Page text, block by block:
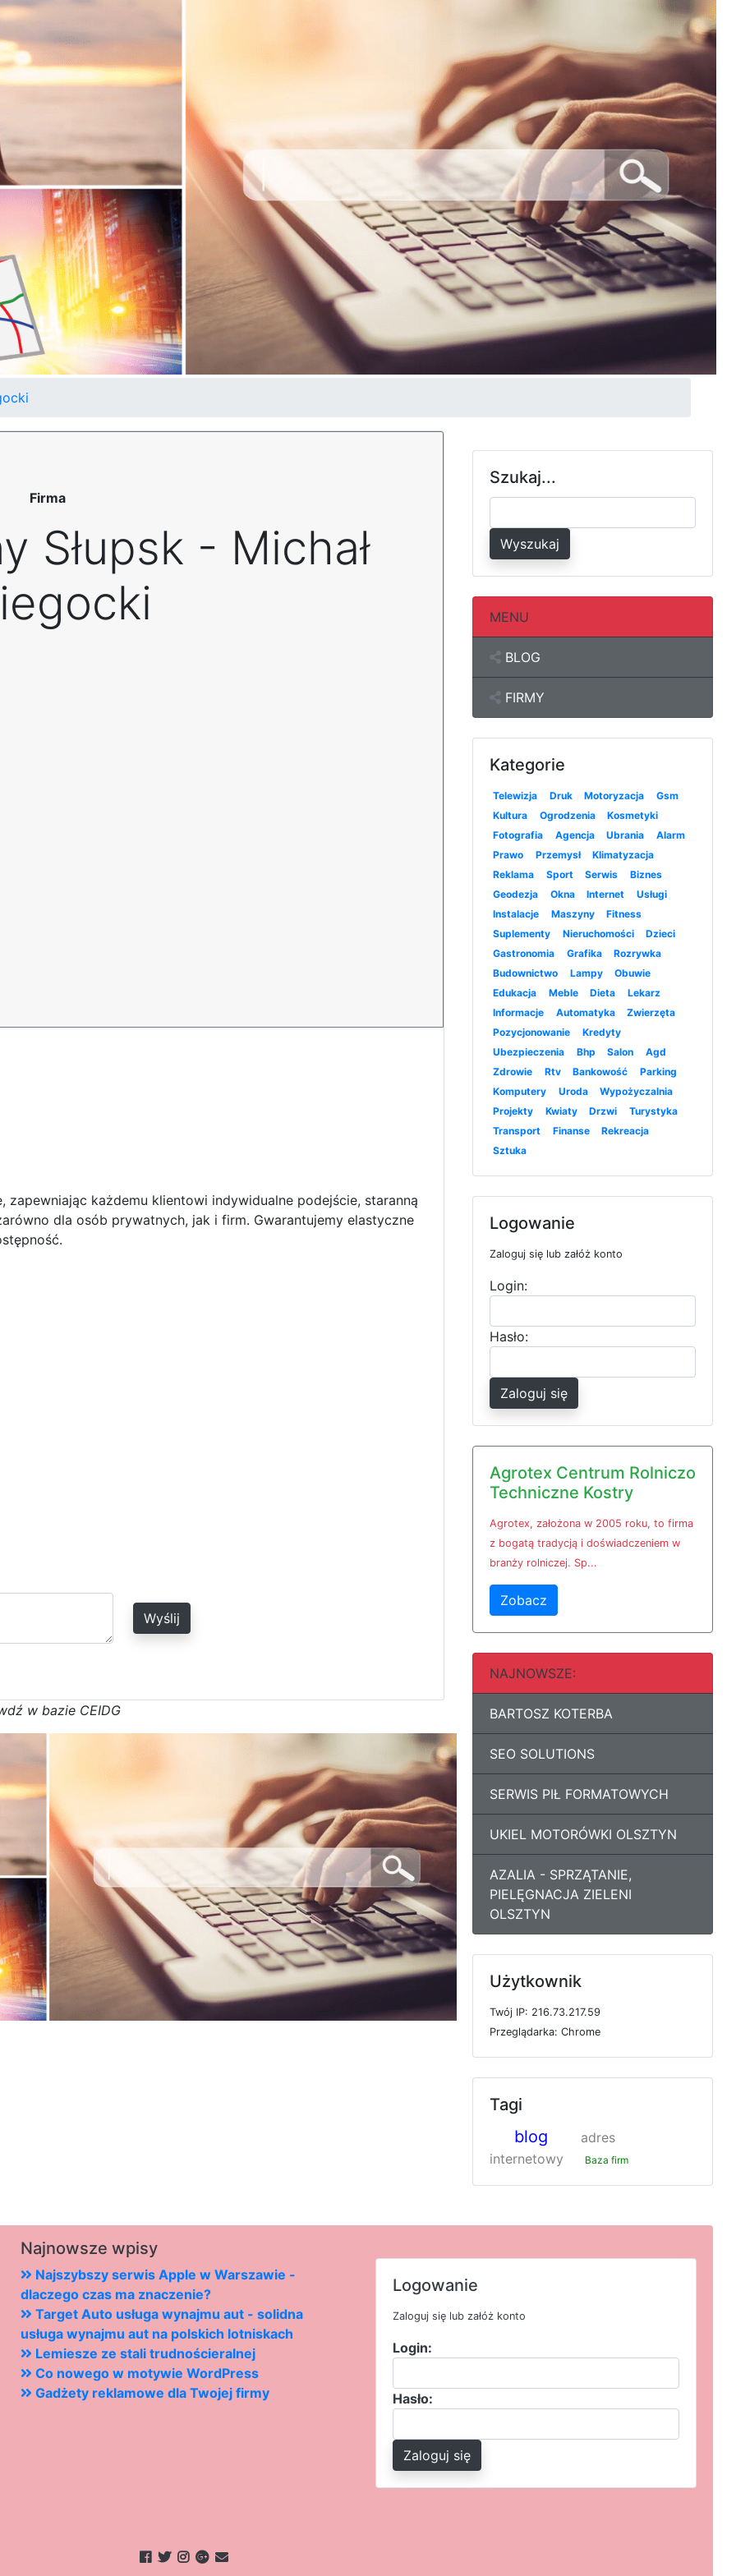
Firma
Słupsk - Michał
zapewniając każdemu klientowi indywidualne podejście, staranną
dla osób prywatnych, jak i firm. Gwarantujemy elastyczne
Wyślij
dź w bazie CEIDG
Szukaj...
Wyszukaj
MENU
BLOG
FIRMY
Kategorie
Telewizja Druk Motoryzacja
Gsm
Kultura
Ogrodzenia
Kosmetyki
Fotografia
Agencja Ubrania
Alarm
Prawo
Przemysł
Klimatyzacja
Reklama
Sport Serwis
Biznes
Geodezja
Okna Internet
Usługi
Instalacje
Maszyny
Fitness
Suplementy
Nieruchomości
Dzieci
Gastronomia
Grafika
Rozrywka
Budownictwo
Lampy
Obuwie
Edukacja
Meble Dieta
Lekarz
Informacje
Automatyka
Zwierzęta
Pozycjonowanie
Kredyty
Ubezpieczenia
Bhp Salon
Agd
Zdrowie
Rtv Bankowość
Parking
Komputery
Uroda
Wypożyczalnia
Projekty
Kwiaty Drzwi
Turystyka
Transport
Finanse
Rekreacja
Sztuka
Logowanie
Zaloguj się lub załóż konto
Login:
Hasło:
Zaloguj się
Agrotex Centrum Rolniczo
Techniczne Kostry
Agrotex, założona w 2005 roku, to firma
z bogatą tradycją i doświadczeniem w
branży rolniczej. Sp...
Zobacz
NAJNOWSZE:
BARTOSZ KOTERBA
SEO SOLUTIONS
SERWIS PIŁ FORMATOWYCH
UKIEL MOTORÓWKI OLSZTYN
AZALIA - SPRZĄTANIE,
PIELĘGNACJA ZIELENI
OLSZTYN
Użytkownik
Twój IP: 216.73.217.59
Przeglądarka: Chrome
Tagi
blog
adres
internetowy
Baza firm
Najnowsze wpisy
Najszybszy serwis Apple w Warszawie -
dlaczego czas ma znaczenie?
Target Auto usługa wynajmu aut - solidna
usługa wynajmu aut na polskich lotniskach
Lemiesze ze stali trudnościeralnej
Co nowego w motywie WordPress
Gadżety reklamowe dla Twojej firmy
Logowanie
Zaloguj się lub załóż konto
Login:
Hasło:
Zaloguj się